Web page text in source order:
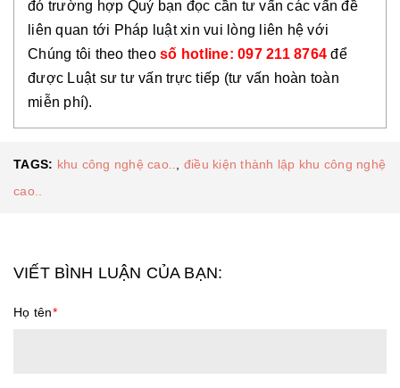
đó trường hợp Quý bạn đọc cần tư vấn các vấn đề
liên quan tới Pháp luật xin vui lòng liên hệ với
Chúng tôi theo theo số hotline: 097 211 8764 để
được Luật sư tư vấn trực tiếp (tư vấn hoàn toàn
miễn phí).
TAGS: khu công nghệ cao..
điều kiện thành lập khu công nghệ
cao..
VIẾT BÌNH LUẬN CỦA BẠN:
Họ tên*